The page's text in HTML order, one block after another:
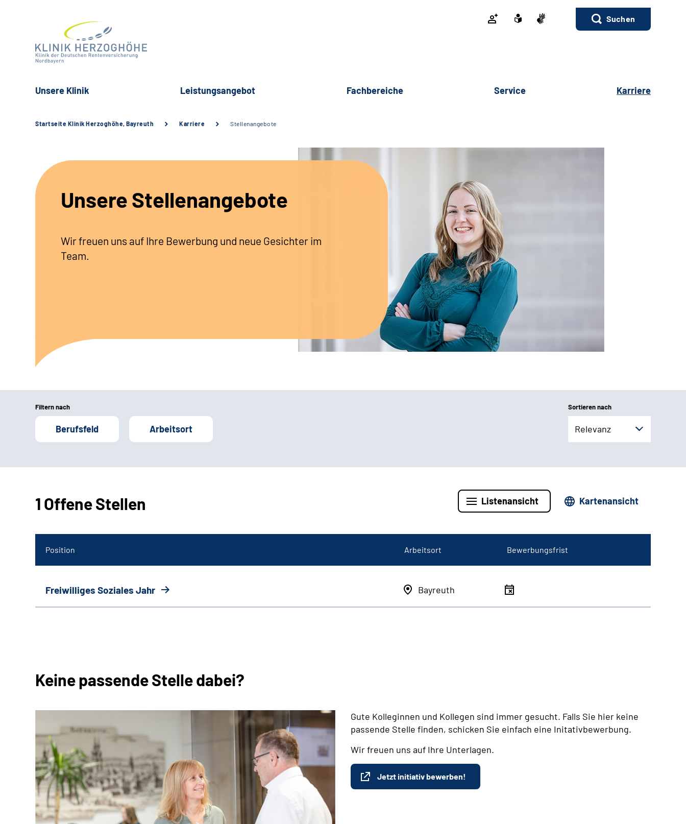
Suchen
Unsere Klinik Leistungsangebot Fachbereiche Service Karriere
Startseite Klinik Herzoghöhe, Bayreuth Karriere Stellenangebote
Unsere Stellenangebote
Wir freuen uns auf Ihre Bewerbung und neue Gesichter im
Team.
Filtern nach
Berufsfeld Arbeitsort
Sortieren nach
Relevanz
1 Offene Stellen Listenansicht Kartenansicht
Position Arbeitsort Bewerbungsfrist
Freiwilliges Soziales Jahr Bayreuth
Keine passende Stelle dabei?
Gute Kolleginnen und Kollegen sind immer gesucht. Falls Sie hier keine
passende Stelle finden, schicken Sie einfach eine Initativbewerbung.
Wir freuen uns auf Ihre Unterlagen.
Jetzt initiativ bewerben!